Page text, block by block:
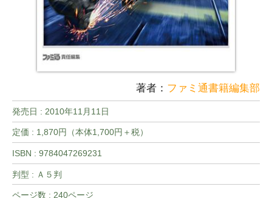
著者： ファミ通書籍編集部
発売日 : 2010年11月11日
定価 : 1,870円（本体1,700円＋税）
ISBN : 9784047269231
判型 : Ａ５判
ページ数 : 240ページ